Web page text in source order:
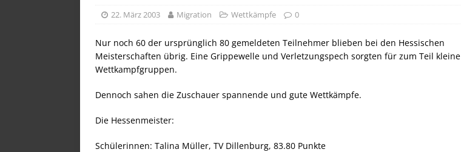
22. März 2003 Migration Wettkämpfe 0
Nur noch 60 der ursprünglich 80 gemeldeten Teilnehmer blieben bei den Hessischen
Meisterschaften übrig. Eine Grippewelle und Verletzungspech sorgten für zum Teil kleine
Wettkampfgruppen.
Dennoch sahen die Zuschauer spannende und gute Wettkämpfe.
Die Hessenmeister:
Schülerinnen: Talina Müller, TV Dillenburg, 83.80 Punkte